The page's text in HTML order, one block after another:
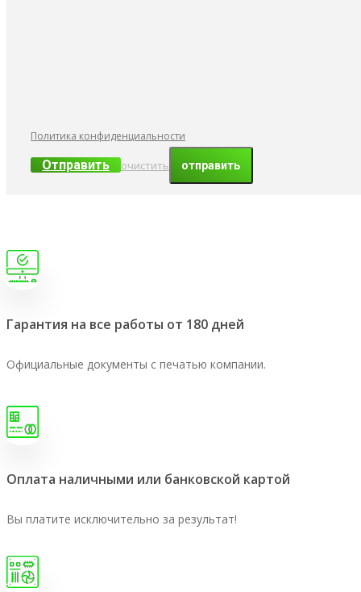
Политика конфиденциальности
Отправить очистить
Гарантия на все работы от 180 дней
Официальные документы с печатью компании.
Оплата наличными или банковской картой
Вы платите исключительно за результат!